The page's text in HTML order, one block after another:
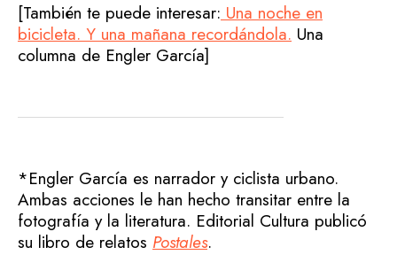
[También te puede interesar:Una noche en
bicicleta. Y una mañana recordándola. Una
columna de Engler García]
*Engler García es narrador y ciclista urbano.
Ambas acciones le han hecho transitar entre la
fotografía y la literatura. Editorial Cultura publicó
su libro de relatos Postales.